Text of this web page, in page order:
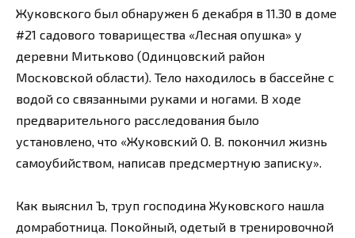
Жуковского был обнаружен 6 декабря в 11.30 в доме
#21 садового товарищества «Лесная опушка» у
деревни Митьково (Одинцовский район
Московской области). Тело находилось в бассейне с
водой со связанными руками и ногами. В ходе
предварительного расследования было
установлено, что «Жуковский О. В. покончил жизнь
самоубийством, написав предсмертную записку».
Как выяснил Ъ, труп господина Жуковского нашла
домработница. Покойный, одетый в тренировочной